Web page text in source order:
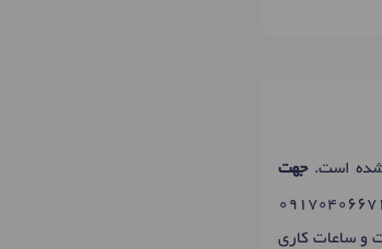
شده است.جهت
09170406671
و ساعات کاری